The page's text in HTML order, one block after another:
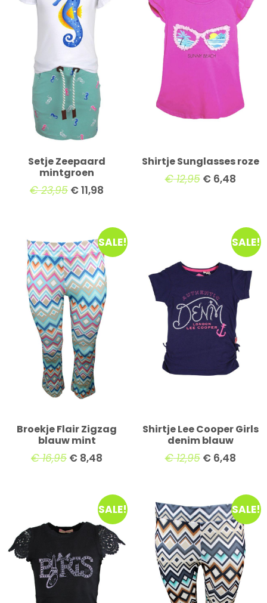
Setje Zeepaard
mintgroen
€23,95 €11,98
Shirtje Sunglasses roze
€12,95 €6,48
SALE!
Broekje Flair Zigzag
blauw mint
€16,95 € 8,48
SALE!
Shirtje Lee Cooper Girls
denim blauw
€12,95 €6,48
SALE! SALE!